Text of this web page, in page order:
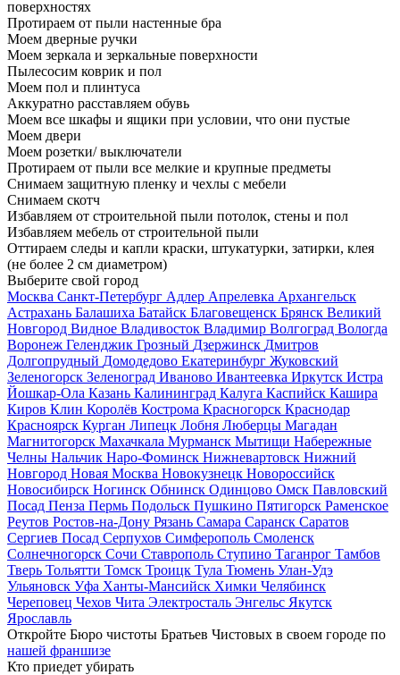
поверхностях
Протираем от пыли настенные бра
Моем дверные ручки
Моем зеркала и зеркальные поверхности
Пылесосим коврик и пол
Моем пол и плинтуса
Аккуратно расставляем обувь
Моем все шкафы и ящики при условии, что они пустые
Моем двери
Моем розетки/ выключатели
Протираем от пыли все мелкие и крупные предметы
Снимаем защитную пленку и чехлы с мебели
Снимаем скотч
Избавляем от строительной пыли потолок, стены и пол
Избавляем мебель от строительной пыли
Оттираем следы и капли краски, штукатурки, затирки, клея
(не более 2 см диаметром)
Выберите свой город
Москва Санкт-Петербург Адлер Апрелевка Архангельск
Астрахань Балашиха Батайск Благовещенск Брянск Великий
Новгород Видное Владивосток Владимир Волгоград Вологда
Воронеж Геленджик Грозный Дзержинск Дмитров
Долгопрудный Домодедово Екатеринбург Жуковский
Зеленогорск Зеленоград Иваново Ивантеевка Иркутск Истра
Йошкар-Ола Казань Калининград Калуга Каспийск Кашира
Киров Клин Королёв Кострома Красногорск Краснодар
Красноярск Курган Липецк Лобня Люберцы Магадан
Магнитогорск Махачкала Мурманск Мытищи Набережные
Челны Нальчик Наро-Фоминск Нижневартовск Нижний
Новгород Новая Москва Новокузнецк Новороссийск
Новосибирск Ногинск Обнинск Одинцово Омск Павловский
Посад Пенза Пермь Подольск Пушкино Пятигорск Раменское
Реутов Ростов-на-Дону Рязань Самара Саранск Саратов
Сергиев Посад Серпухов Симферополь Смоленск
Солнечногорск Сочи Ставрополь Ступино Таганрог Тамбов
Тверь Тольятти Томск Троицк Тула Тюмень Улан-Удэ
Ульяновск Уфа Ханты-Мансийск Химки Челябинск
Череповец Чехов Чита Электросталь Энгельс Якутск
Ярославль
Откройте Бюро чистоты Братьев Чистовых в своем городе по
нашей франшизе
Кто приедет убирать